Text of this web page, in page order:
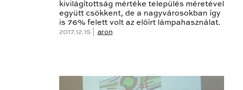
kivilágítottság mértéke település méretével
együtt csökkent, de a nagyvárosokban így
is 76% felett volt az előírt lámpahasználat.
2017.12.15 | aron